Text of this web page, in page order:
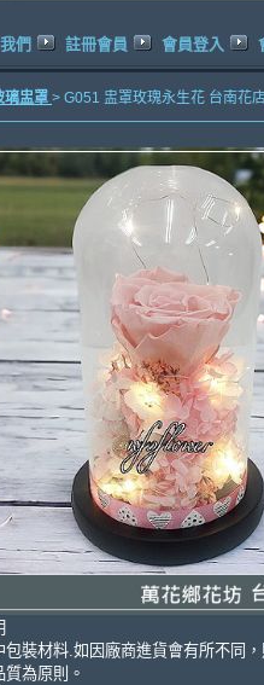
們 註冊會員 會員登入
璃盅罩 > G051 盅罩玫瑰永生花 台南花
包裝材料.如因廠商進貨會有所不同
為原則。